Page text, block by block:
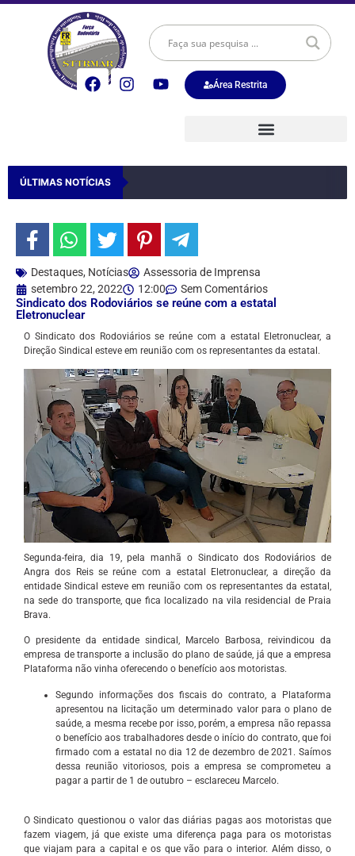
Área Restrita
ÚLTIMAS NOTÍCIAS
Destaques, Notícias
Assessoria de Imprensa
setembro 22, 2022
12:00 Sem Comentários
Sindicato dos Rodoviários se reúne com a estatal
Eletronuclear
O Sindicato dos Rodoviários se reúne com a estatal Eletronuclear, a
Direção Sindical esteve em reunião com os representantes da estatal.
Segunda-feira, dia 19, pela manhã o Sindicato dos Rodoviários de
Angra dos Reis se reúne com a estatal Eletronuclear, a direção da
entidade Sindical esteve em reunião com os representantes da estatal,
na sede do transporte, que fica localizado na vila residencial de Praia
Brava.
O presidente da entidade sindical, Marcelo Barbosa, reivindicou da
empresa de transporte a inclusão do plano de saúde, já que a empresa
Plataforma não vinha oferecendo o benefício aos motoristas.
Segundo informações dos fiscais do contrato, a Plataforma
apresentou na licitação um determinado valor para o plano de
saúde, a mesma recebe por isso, porém, a empresa não repassa
o benefício aos trabalhadores desde o início do contrato, que foi
firmado com a estatal no dia 12 de dezembro de 2021. Saímos
dessa reunião vitoriosos, pois a empresa se comprometeu a
pagar a partir de 1 de outubro – esclareceu Marcelo.
O Sindicato questionou o valor das diárias pagas aos motoristas que
fazem viagem, já que existe uma diferença paga para os motoristas
que viajam para a capital e os que vão para o interior. Além disso, o